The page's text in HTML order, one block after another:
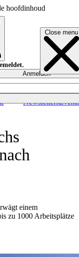
hoofdinhoud
Close menu
NewslettersEvents
Anmelden
einem
zu 1000 Arbeitsplätze